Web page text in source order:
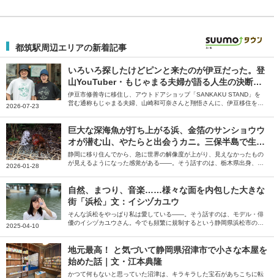
都筑駅周辺エリアの新着記事
2026-07-23
いろいろ探したけどピンと来たのが伊豆だった。登
山YouTuber・もじゃまる夫婦が語る人生の決断と
移住のリアル
伊豆市修善寺に移住し、アウトドアショップ「SANKAKU STAND」を
営む通称もじゃまる夫婦、山崎和可奈さんと翔悟さんに、伊豆移住を決
2026-01-28
巨大な深海魚が打ち上がる浜、金箔のサンショウウ
オが潜む山、やたらと出会うカニ。三保半島で生き
物と隣り合う暮らし｜文・さとかつ（漫画家）
静岡に移り住んでから、急に世界の解像度が上がり、見えなかったもの
が見えるようになった感覚がある――。そう話すのは、栃木県出身、静
た。
2025-04-10
自然、まつり、音楽……様々な面を内包した大きな
街「浜松」文：イシヅカユウ
そんな浜松をやっぱり私は愛している――。そう話すのは、モデル・俳
優のイシヅカユウさん。今でも頻繁に規制するという静岡県浜松市の魅
地元最高！ と気づいて静岡県沼津市で小さな本屋を
始めた話｜文・江本典隆
かつて何もないと思っていた沼津は、キラキラした宝石があちこちに転